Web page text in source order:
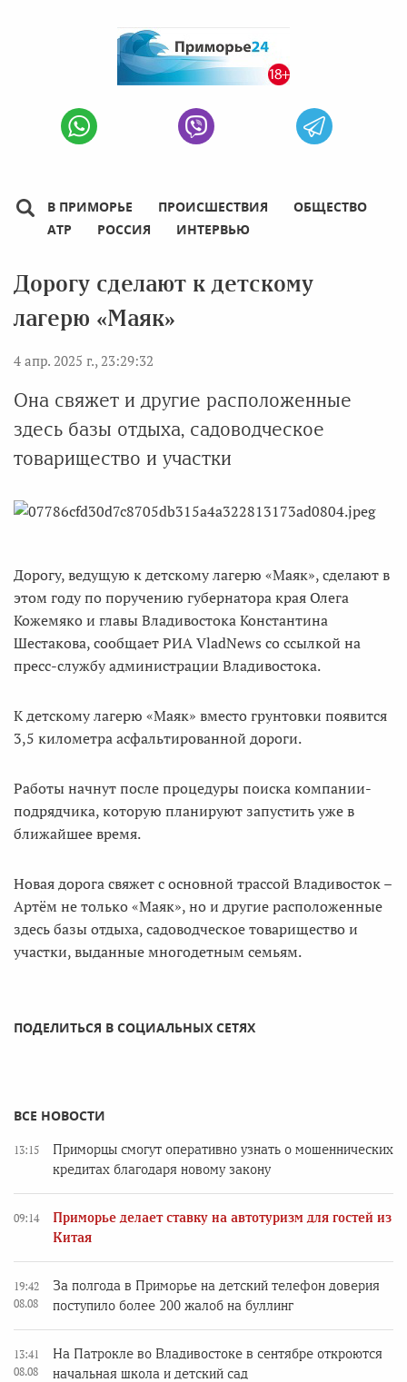
В ПРИМОРЬЕ ПРОИСШЕСТВИЯ
ОБЩЕСТВО
АТР
РОССИЯ ИНТЕРВЬЮ
Дорогу сделают к детскому
лагерю «Маяк»
4 апр. 2025 г., 23:29:32
Она свяжет и другие расположенные
здесь базы отдыха, садоводческое
товарищество и участки
Дорогу, ведущую к детскому лагерю «Маяк», сделают в
этом году по поручению губернатора края Олега
Кожемяко и главы Владивостока Константина
Шестакова, сообщает РИА VladNews со ссылкой на
пресс-службу администрации Владивостока.
К детскому лагерю «Маяк» вместо грунтовки появится
3,5 километра асфальтированной дороги.
Работы начнут после процедуры поиска компании-
подрядчика, которую планируют запустить уже в
ближайшее время.
Новая дорога свяжет с основной трассой Владивосток –
Артём не только «Маяк», но и другие расположенные
здесь базы отдыха, садоводческое товарищество и
участки, выданные многодетным семьям.
ПОДЕЛИТЬСЯ В СОЦИАЛЬНЫХ СЕТЯХ
ВСЕ НОВОСТИ
13:15
Приморцы смогут оперативно узнать о мошеннических
кредитах благодаря новому закону
09:14
Приморье делает ставку на автотуризм для гостей из
Китая
19:42
08.08
За полгода в Приморье на детский телефон доверия
поступило более 200 жалоб на буллинг
13:41
08.08
На Патрокле во Владивостоке в сентябре откроются
начальная школа и детский сад